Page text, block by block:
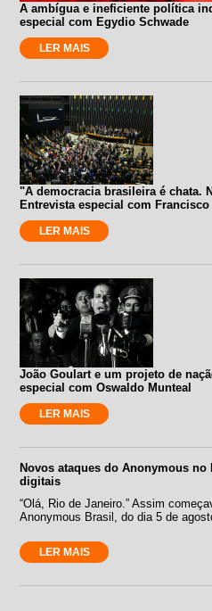
A ambígua e ineficiente política
especial com Egydio Schwade
LER MAIS
"A democracia brasileira é chata.
Entrevista especial com
LER MAIS
João Goulart e um projeto de
especial com Oswaldo Munteal
LER MAIS
Novos ataques do Anonymous
digitais
“Olá, Rio de Janeiro.” Assim
Anonymous Brasil, do dia 5 de
LER MAIS